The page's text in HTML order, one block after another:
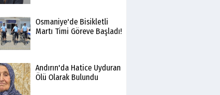
Osmaniye'de Bisikletli
Martı Timi Göreve Başladı!
Andırın'da Hatice Uyduran
Ölü Olarak Bulundu